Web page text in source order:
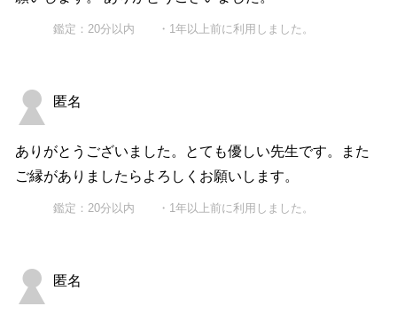
鑑定：20分以内 ・1年以上前に利用しました。
匿名
ありがとうございました。とても優しい先生です。また
ご縁がありましたらよろしくお願いします。
鑑定：20分以内 ・1年以上前に利用しました。
匿名